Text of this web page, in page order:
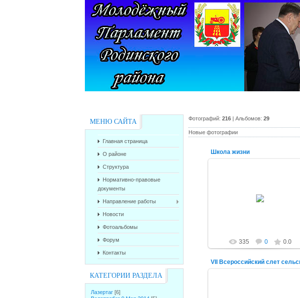
МЕНЮ САЙТА
Главная страница
О районе
Структура
Нормативно-правовые
документы
Направление работы
Новости
Фотоальбомы
Форум
Контакты
КАТЕГОРИИ РАЗДЕЛА
Лазертаг [6]
Фотографий: 216 | Альбомов: 29
Новые фотографии
Школа жизни
335 0 0.0